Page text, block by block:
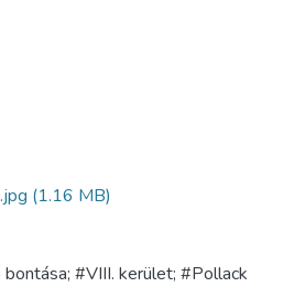
(1.16 MB)
#VIII. kerület; #Pollack